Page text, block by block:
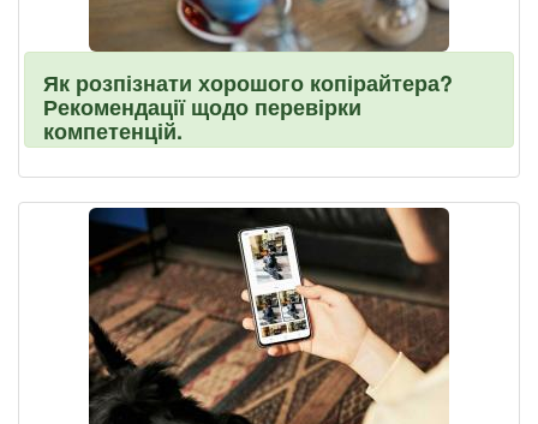
Як розпізнати хорошого копірайтера?
Рекомендації щодо перевірки
компетенцій.